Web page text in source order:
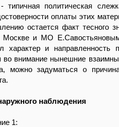
- типичная политическая
оплаты этих
остается факт тесного
и МО
характер и направленность
во внимание нынешние
можно задуматься о
наблюдения
1: